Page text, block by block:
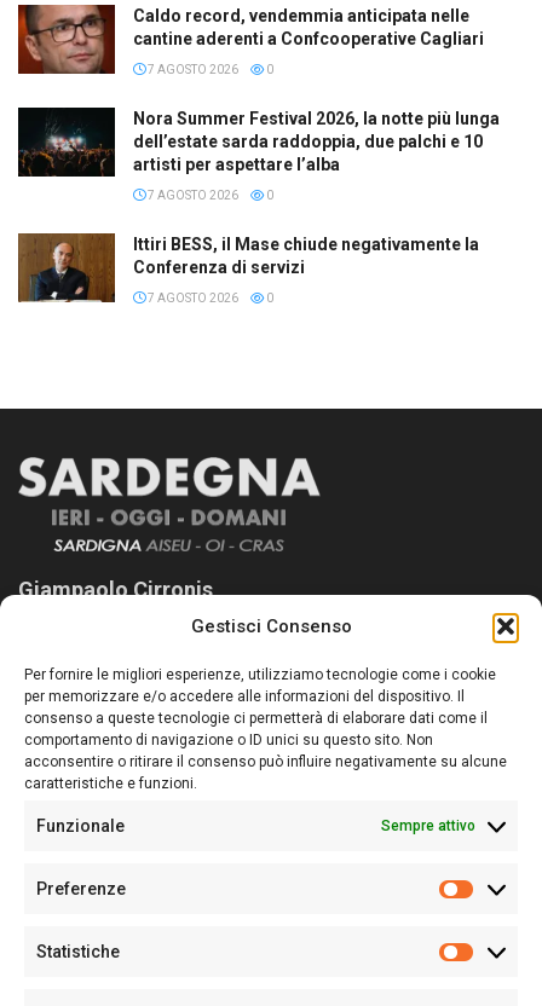
Gestisci Consenso
Per fornire le migliori esperienze, utilizziamo tecnologie come i cookie
per memorizzare e/o accedere alle informazioni del dispositivo. Il
consenso a queste tecnologie ci permetterà di elaborare dati come il
comportamento di navigazione o ID unici su questo sito. Non
acconsentire o ritirare il consenso può influire negativamente su alcune
caratteristiche e funzioni.
Funzionale Sempre attivo
Preferenze
Statistiche
Caldo record, vendemmia anticipata nelle
cantine aderenti a Confcooperative Cagliari
7 AGOSTO 2026 0
Nora Summer Festival 2026, la notte più lunga
dell’estate sarda raddoppia, due palchi e 10
artisti per aspettare l’alba
7 AGOSTO 2026 0
Ittiri BESS, il Mase chiude negativamente la
Conferenza di servizi
7 AGOSTO 2026 0
Giampaolo Cirronis
Sardegna Ieri-Oggi-Domani nasce per informare “liberamente” i
lettori su quanto accade in Sardegna, con un occhio rivolto al
nostro passato e, soprattutto, al nostro futuro
Follow Us
Sede:Via Cristoforo Colombo 09013 Carbonia
Partita IVA02270380922